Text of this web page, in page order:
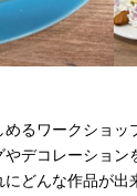
るワークショッ
デコレーショ
どんな作品が出